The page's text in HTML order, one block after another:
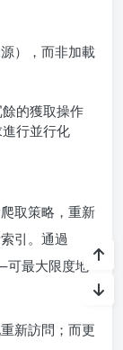
），而非加載
的獲取操作
行並行化
取策略，重新
引。通過
最大限度地
新訪問；而更